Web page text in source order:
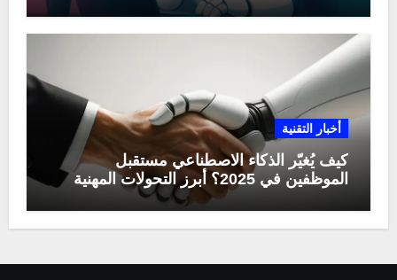
أخبار التقنية
كيف يُغيّر الذكاء الاصطناعي مستقبل
الموظفين في 2025؟ أبرز التحولات المهنية